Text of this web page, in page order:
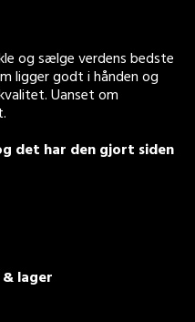
og sælge verdens bedste
ligger godt i hånden og
Uanset om
det har den gjort siden
lager